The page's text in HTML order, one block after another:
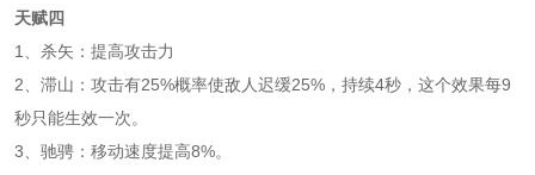
天赋四
1、杀矢：提高攻击力
2、滞山：攻击有25%概率使敌人迟缓25%，持续4秒，这个效果每9
秒只能生效一次。
3、驰骋：移动速度提高8%。